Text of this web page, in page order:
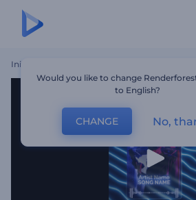
Inicio Visualizador De Música
Would you like to change
to English?
CHANGE No,